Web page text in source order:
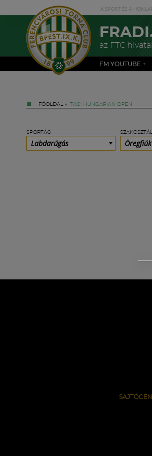
az FTC
FM YOUTUBE +
FŐOLDAL » TAG: HUNGARIAN OPEN
SPORTÁG
Labdarúgás Öregfiúk